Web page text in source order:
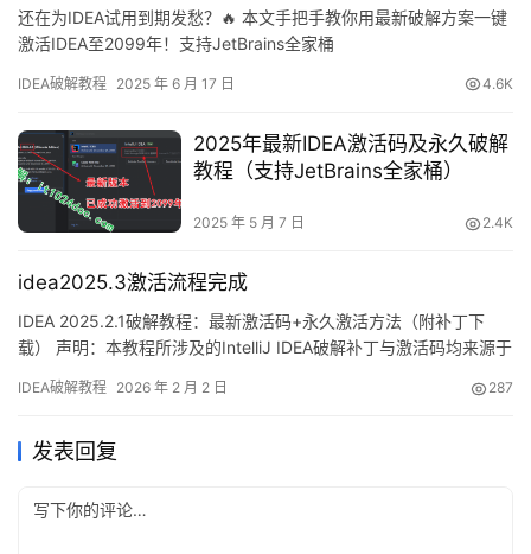
还在为IDEA试用到期发愁？🔥 本文手把手教你用最新破解方案一键
激活IDEA至2099年！支持JetBrains全家桶
末附2025年有效激活码！ 📥 第一步：下载IDEA安装包 已安装可跳
IDEA破解教程 2025 年 6 月 17 日 4.6K
2025年最新IDEA激活码及永久破解
教程（支持JetBrains全家桶）
2025 年 5 月 7 日 2.4K
idea2025.3激活流程完成
IDEA 2025.2.1破解教程：最新激活码+永久激活方法（附补丁下
载） 声明：本教程所涉及的IntelliJ IDEA破解补丁与激活码均来源于
问题，请联系本人删除。经济条件允许的情况下，强烈建议购买官
解成功的界面截图，可以…
IDEA破解教程 2026 年 2 月 2 日 287
发表回复